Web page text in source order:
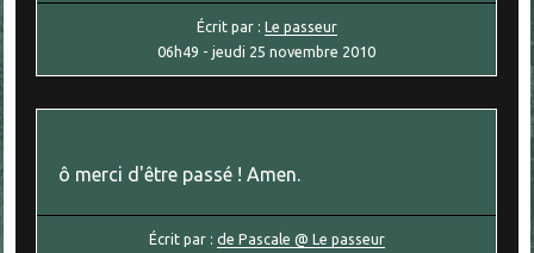
Écrit par : Le passeur
06h49 -jeudi 25 novembre 2010
ô merci d'être passé ! Amen.
Écrit par : de Pascale @ Le passeur